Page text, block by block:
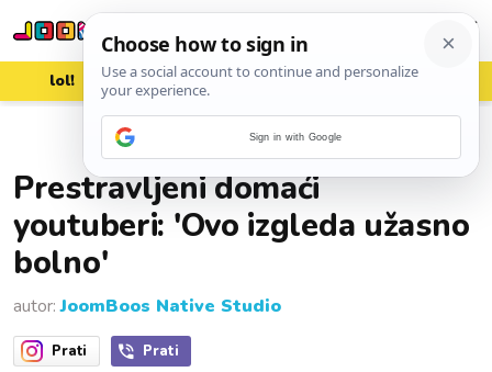
lol! aww vrh! woot?!
Prestravljeni domaći
youtuberi: 'Ovo izgleda užasno
bolno'
autor:JoomBoos Native Studio
Prati Prati
Sign in with Google